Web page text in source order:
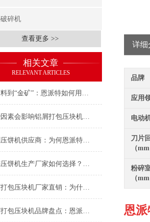
碎机
查看更多 >>
相关文章
RELEVANT ARTICLES
从废料到“金矿”：恩派特如何用压饼机提升航空航天铝销回收价值
哪些因素会影响铝屑打包压块机的价格？——深度解析及品牌推荐
铝削压饼机供应商：为何恩派特是您金属回收优化的选择？
铝销压饼机生产厂家如何选择？恩派特以创新科技行业
铝屑打包压块机厂家直销：为什么恩派特是您的选择？
铝屑打包压块机品牌盘点：恩派特为何备受推崇？
详细
品牌
应用
电动
刀片
（
粉碎
（
恩